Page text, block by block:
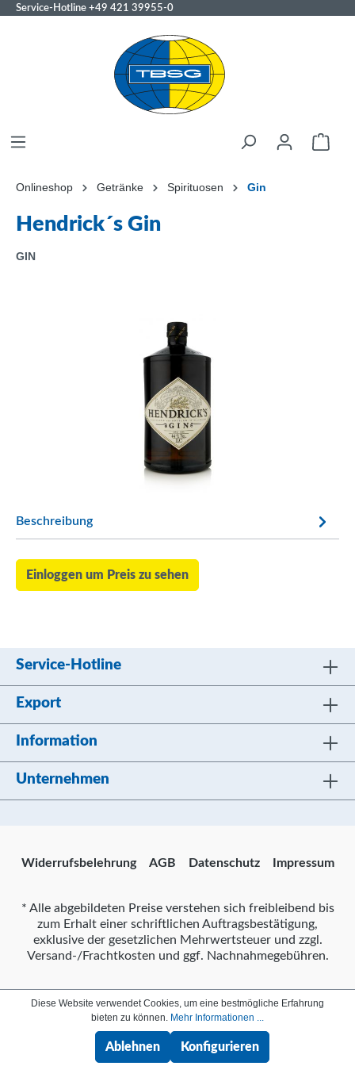
Service-Hotline +49 421 39955-0
Onlineshop Getränke Spirituosen Gin
Hendrick´s Gin
GIN
Beschreibung
Einloggen um Preis zu sehen
Service-Hotline
Export
Information
Unternehmen
Widerrufsbelehrung AGB Datenschutz Impressum
* Alle abgebildeten Preise verstehen sich freibleibend bis
zum Erhalt einer schriftlichen Auftragsbestätigung,
exklusive der gesetzlichen Mehrwertsteuer und zzgl.
Versand-/Frachtkosten und ggf. Nachnahmegebühren.
Diese Website verwendet Cookies, um eine bestmögliche Erfahrung
bieten zu können. Mehr Informationen ...
Ablehnen Konfigurieren